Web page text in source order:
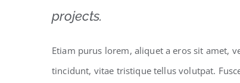
projects.
Etiam purus lorem, aliquet a eros sit amet,
tincidunt, vitae tristique tellus volutpat.